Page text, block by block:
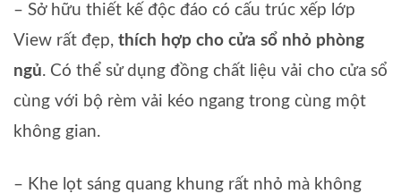
– Sở hữu thiết kế độc đáo có cấu trúc xếp lớp
View rất đẹp, thích hợp cho cửa sổ nhỏ phòng
ngủ. Có thể sử dụng đồng chất liệu vải cho cửa sổ
cùng với bộ rèm vải kéo ngang trong cùng một
không gian.
– Khe lọt sáng quang khung rất nhỏ mà không